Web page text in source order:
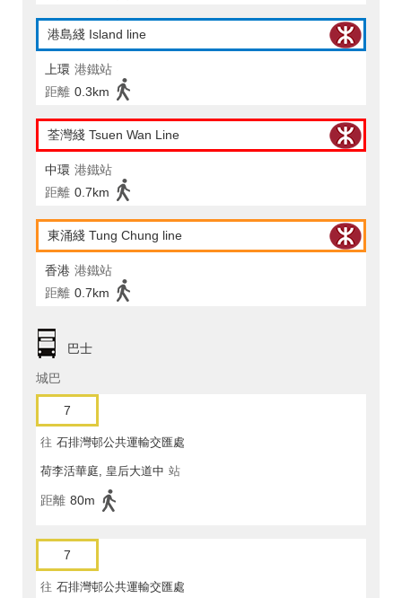
港島綫 Island line
上環 港鐵站
距離 0.3km
荃灣綫 Tsuen Wan Line
中環 港鐵站
距離 0.7km
東涌綫 Tung Chung line
香港 港鐵站
距離 0.7km
巴士
城巴
7
往 石排灣邨公共運輸交匯處
荷李活華庭, 皇后大道中 站
距離 80m
7
往 石排灣邨公共運輸交匯處